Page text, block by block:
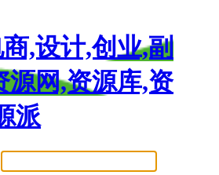
,设计,创业,副
源网,资源库,资
派